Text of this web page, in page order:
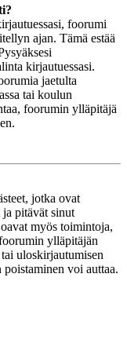
foorumi
ajan. Tämä estää
kirjautuessasi.
jaetulta
tai koulun
foorumin ylläpitäjä
jotka ovat
pitävät sinut
myös toimintoja,
ylläpitäjän
uloskirjautumisen
voi auttaa.